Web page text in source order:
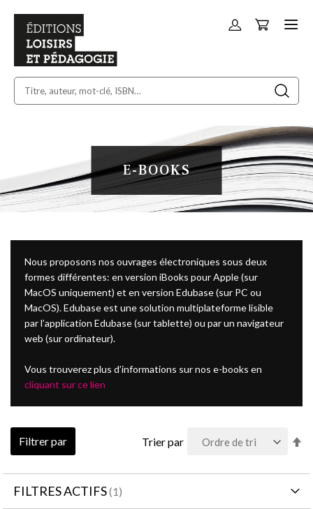
Allez
Panier
E-BOOKS
Nous proposons nos ouvrages électroniques sous deux
formes différentes: en version iBooks pour Apple (sur
MacOS uniquement) et en version Edubase (sur PC ou
MacOS). Edubase est une solution multiplateforme lisible
par l’application Edubase (sur tablette) ou par un navigateur
web (sur ordinateur).
Vous trouverez plus d’informations sur nos e-books en
cliquant sur ce lien
Trier par
Filtrer par
FILTRES ACTIFS